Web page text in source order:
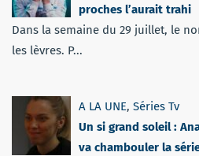
proches l’aurait trahi
Dans la semaine du 29 juillet, le
les lèvres. P...
A LA UNE, Séries Tv
Un si grand soleil :
va chambouler la